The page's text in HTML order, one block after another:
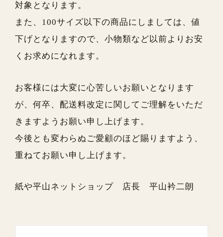
対象となります。
また、100サイズ以下の商品にしましては、値
下げとなりますので、小物類など以前よりお安
くお求めになれます。
お客様には大変に心苦しいお願いとなります
が、何卒、配送料改定に関してご理解をいただ
きますようお願い申し上げます。
今後とも変わらぬご愛顧のほど賜りますよう、
重ねてお願い申し上げます。
紙や平山ネットショップ 店長 平山衿二朗